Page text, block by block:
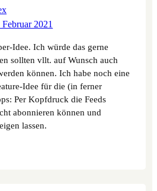
Februar 2021
Idee. Ich würde das gerne
sollten vllt. auf Wunsch auch
können. Ich habe noch eine
Idee für die (in ferner
Per Kopfdruck die Feeds
abonnieren können und
lassen.